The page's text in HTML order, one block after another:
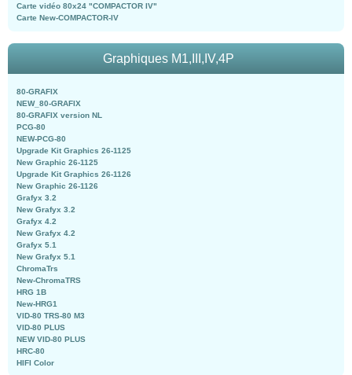
Carte vidéo 80x24 "COMPACTOR IV"
Carte New-COMPACTOR-IV
Graphiques M1,III,IV,4P
80-GRAFIX
NEW_80-GRAFIX
80-GRAFIX version NL
PCG-80
NEW-PCG-80
Upgrade Kit Graphics 26-1125
New Graphic 26-1125
Upgrade Kit Graphics 26-1126
New Graphic 26-1126
Grafyx 3.2
New Grafyx 3.2
Grafyx 4.2
New Grafyx 4.2
Grafyx 5.1
New Grafyx 5.1
ChromaTrs
New-ChromaTRS
HRG 1B
New-HRG1
VID-80 TRS-80 M3
VID-80 PLUS
NEW VID-80 PLUS
HRC-80
HIFI Color